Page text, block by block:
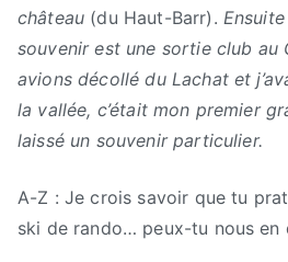
château (du Haut-Barr).
souvenir est une sortie club au
avions décollé du Lachat et
la vallée, c’était mon premier
laissé un souvenir particulier.
A-Z : Je crois savoir que tu
ski de rando… peux-tu nous en